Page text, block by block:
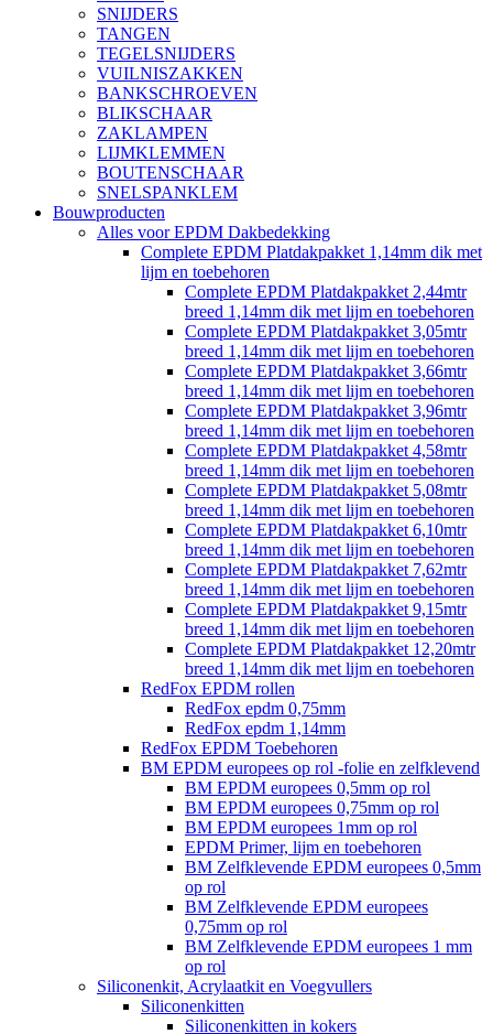
SNIJDERS
TANGEN
TEGELSNIJDERS
VUILNISZAKKEN
BANKSCHROEVEN
BLIKSCHAAR
ZAKLAMPEN
LIJMKLEMMEN
BOUTENSCHAAR
SNELSPANKLEM
Bouwproducten
Alles voor EPDM Dakbedekking
Complete EPDM Platdakpakket 1,14mm dik met
lijm en toebehoren
Complete EPDM Platdakpakket 2,44mtr
breed 1,14mm dik met lijm en toebehoren
Complete EPDM Platdakpakket 3,05mtr
breed 1,14mm dik met lijm en toebehoren
Complete EPDM Platdakpakket 3,66mtr
breed 1,14mm dik met lijm en toebehoren
Complete EPDM Platdakpakket 3,96mtr
breed 1,14mm dik met lijm en toebehoren
Complete EPDM Platdakpakket 4,58mtr
breed 1,14mm dik met lijm en toebehoren
Complete EPDM Platdakpakket 5,08mtr
breed 1,14mm dik met lijm en toebehoren
Complete EPDM Platdakpakket 6,10mtr
breed 1,14mm dik met lijm en toebehoren
Complete EPDM Platdakpakket 7,62mtr
breed 1,14mm dik met lijm en toebehoren
Complete EPDM Platdakpakket 9,15mtr
breed 1,14mm dik met lijm en toebehoren
Complete EPDM Platdakpakket 12,20mtr
breed 1,14mm dik met lijm en toebehoren
RedFox EPDM rollen
RedFox epdm 0,75mm
RedFox epdm 1,14mm
RedFox EPDM Toebehoren
BM EPDM europees op rol -folie en zelfklevend
BM EPDM europees 0,5mm op rol
BM EPDM europees 0,75mm op rol
BM EPDM europees 1mm op rol
EPDM Primer, lijm en toebehoren
BM Zelfklevende EPDM europees 0,5mm
op rol
BM Zelfklevende EPDM europees
0,75mm op rol
BM Zelfklevende EPDM europees 1 mm
op rol
Siliconenkit, Acrylaatkit en Voegvullers
Siliconenkitten
Siliconenkitten in kokers